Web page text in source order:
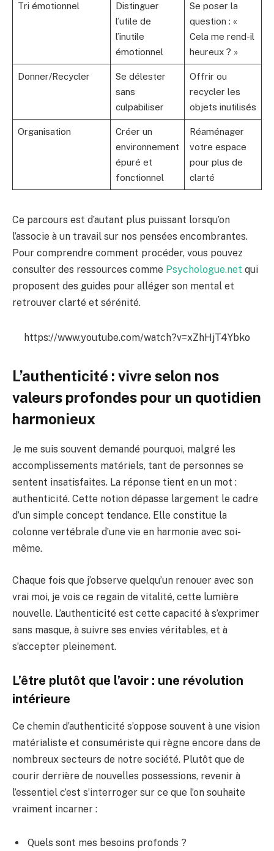
Tri émotionnel
Distinguer
l’utile de
l’inutile
émotionnel
Se poser la
question : «
Cela me rend-il
heureux ? »
Donner/Recycler
Se délester
sans
culpabiliser
Offrir ou
recycler les
objets inutilisés
Organisation
Créer un
environnement
épuré et
fonctionnel
Réaménager
votre espace
pour plus de
clarté
Ce parcours est d’autant plus puissant lorsqu’on
l’associe à un travail sur nos pensées encombrantes.
Pour comprendre comment procéder, vous pouvez
consulter des ressources comme Psychologue.net qui
proposent des guides pour alléger son mental et
retrouver clarté et sérénité.
https://www.youtube.com/watch?v=xZhHjT4Ybko
L’authenticité : vivre selon nos
valeurs profondes pour un quotidien
harmonieux
Je me suis souvent demandé pourquoi, malgré les
accomplissements matériels, tant de personnes se
sentent insatisfaites. La réponse tient en un mot :
authenticité. Cette notion dépasse largement le cadre
d’un simple concept tendance. Elle constitue la
colonne vertébrale d’une vie en harmonie avec soi-
même.
Chaque fois que j’observe quelqu’un renouer avec son
vrai moi, je vois ce regain de vitalité, cette lumière
nouvelle. L’authenticité est cette capacité à s’exprimer
sans masque, à suivre ses envies véritables, et à
s’accepter pleinement.
L’être plutôt que l’avoir : une révolution
intérieure
Ce chemin d’authenticité s’oppose souvent à une vision
matérialiste et consumériste qui règne encore dans de
nombreux secteurs de notre société. Plutôt que de
courir derrière de nouvelles possessions, revenir à
l’essentiel c’est s’interroger sur ce que l’on souhaite
vraiment incarner :
Quels sont mes besoins profonds ?